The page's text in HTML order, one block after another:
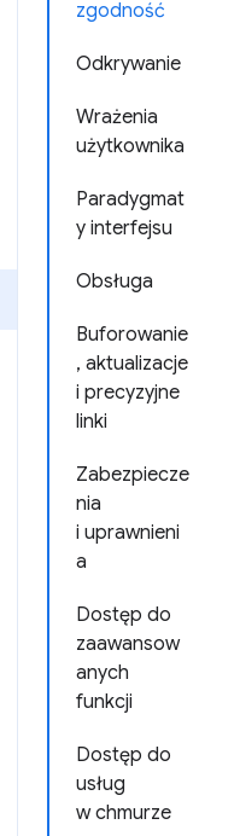
zgodność
Odkrywanie
Wrażenia
użytkownika
Paradygmat
y interfejsu
Obsługa
Buforowanie
, aktualizacje
i precyzyjne
linki
Zabezpiecze
nia
i uprawnieni
a
Dostęp do
zaawansow
anych
funkcji
Dostęp do
usług
w chmurze